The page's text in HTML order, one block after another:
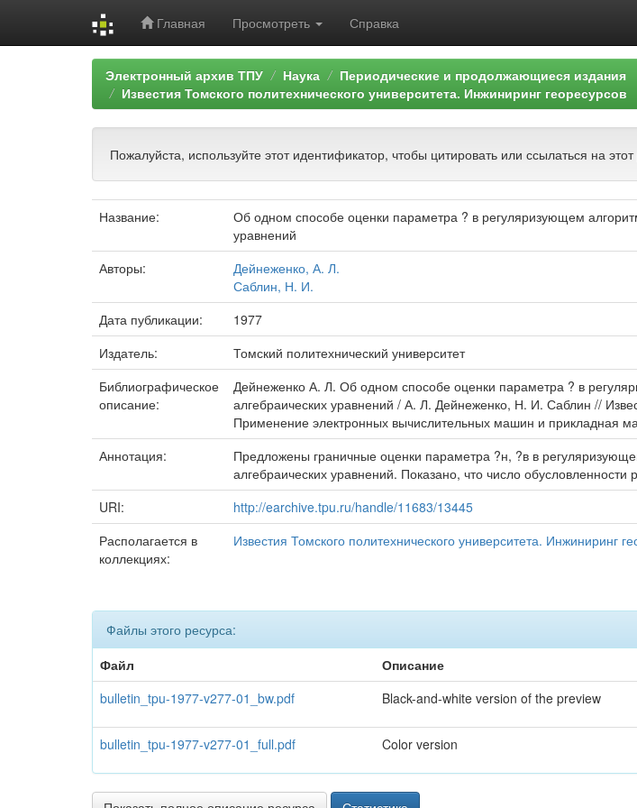
Главная Просмотреть Справка
Электронный архив ТПУ Наука
Периодические и продолжающиеся издания
Известия Томского политехнического университета. Инжиниринг георесурсов
Пожалуйста, используйте этот идентификатор, чтобы цитировать или ссылаться на этот
Название:
Об одном способе оценки параметра ? в регуляризующем
уравнений
Авторы:
Дейнеженко, А. Л.
Саблин, Н. И.
Дата публикации:
1977
Издатель:
Томский политехнический университет
Библиографическое
описание:
Дейнеженко А. Л. Об одном способе оценки параметра ? в
алгебраических уравнений / А. Л. Дейнеженко, Н. И. Саблин //
Применение электронных вычислительных машин и прикладная
Аннотация:
Предложены граничные оценки параметра ?н, ?в в
алгебраических уравнений. Показано, что число
URI:
http://earchive.tpu.ru/handle/11683/13445
Располагается в
коллекциях:
Известия Томского политехнического университета. Инжиниринг
Файлы этого ресурса:
Файл
Описание
bulletin_tpu-1977-v277-01_bw.pdf
Black-and-white version of the preview
bulletin_tpu-1977-v277-01_full.pdf Color version